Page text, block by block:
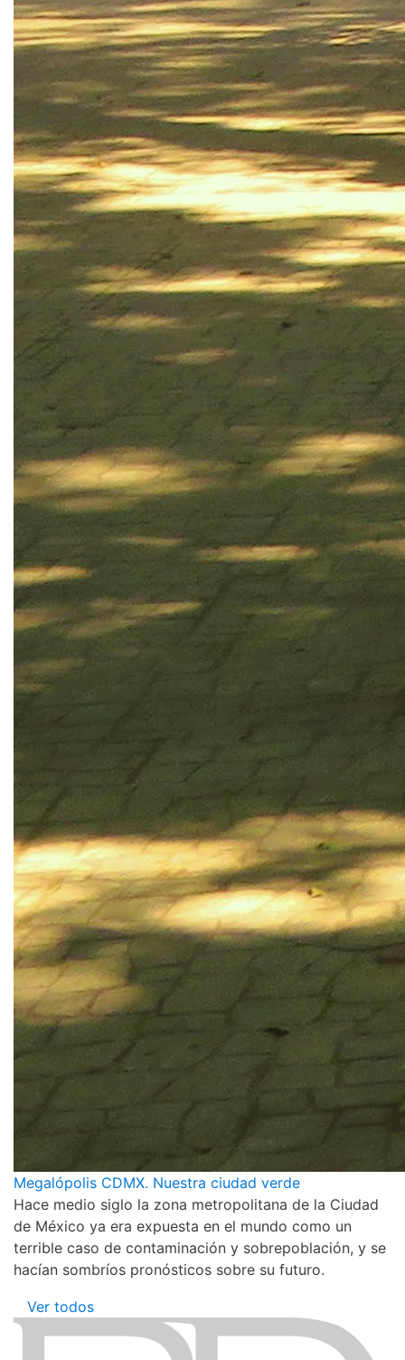
Megalópolis CDMX. Nuestra ciudad verde
Hace medio siglo la zona metropolitana de la Ciudad
de México ya era expuesta en el mundo como un
terrible caso de contaminación y sobrepoblación, y se
hacían sombríos pronósticos sobre su futuro.
Ver todos